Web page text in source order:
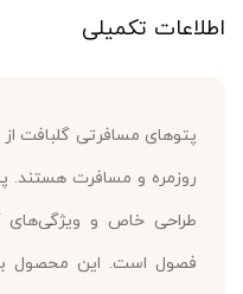
اطلاعات تکمیلی
پتوهای مسافرتی گلبافت
روزمره و مسافرت هستند.
طراحی خاص و ویژگی‌های
فصول است. این محصول با